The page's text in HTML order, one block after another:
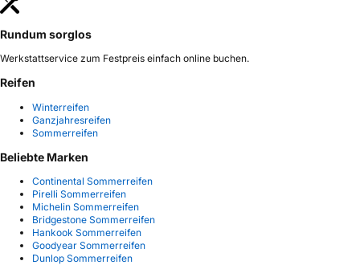
Rundum sorglos
Werkstattservice zum Festpreis einfach online buchen.
Reifen
Winterreifen
Ganzjahresreifen
Sommerreifen
Beliebte Marken
Continental Sommerreifen
Pirelli Sommerreifen
Michelin Sommerreifen
Bridgestone Sommerreifen
Hankook Sommerreifen
Goodyear Sommerreifen
Dunlop Sommerreifen